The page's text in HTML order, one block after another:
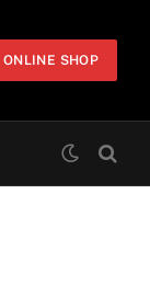
ONLINE SHOP